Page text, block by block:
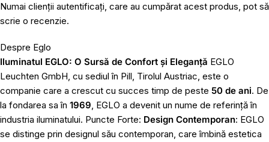
Numai clienții autentificați, care au cumpărat acest produs, pot să
scrie o recenzie.
Despre Eglo
Iluminatul EGLO: O Sursă de Confort și Eleganță EGLO
Leuchten GmbH, cu sediul în Pill, Tirolul Austriac, este o
companie care a crescut cu succes timp de peste 50 de ani. De
la fondarea sa în 1969, EGLO a devenit un nume de referință în
industria iluminatului. Puncte Forte: Design Contemporan: EGLO
se distinge prin designul său contemporan, care îmbină estetica